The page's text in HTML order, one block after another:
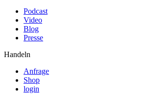
Podcast
Video
Blog
Presse
Handeln
Anfrage
Shop
login